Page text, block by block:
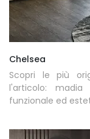
Chelsea
Scopri le più
l'articolo: madia
funzionale ed